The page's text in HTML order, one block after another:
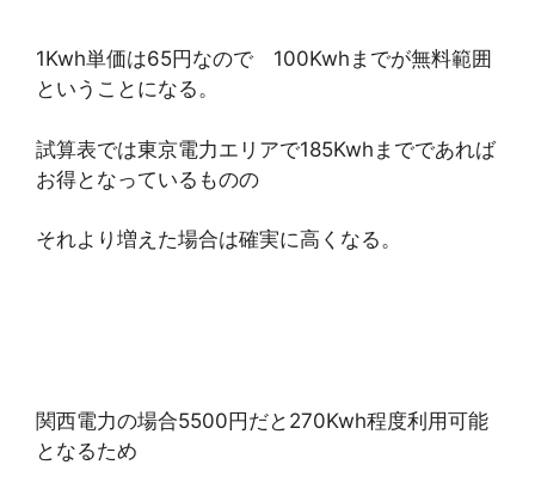
1Kwh単価は65円なので 100Kwhまでが無料範囲
ということになる。
試算表では東京電力エリアで185Kwhまでであれば
お得となっているものの
それより増えた場合は確実に高くなる。
関西電力の場合5500円だと270Kwh程度利用可能
となるため